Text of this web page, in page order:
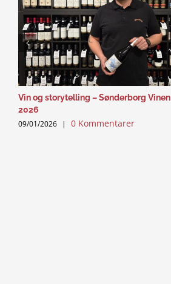
Vin og storytelling – Sønderborg Vinen
2026
09/01/2026 | 0 Kommentarer